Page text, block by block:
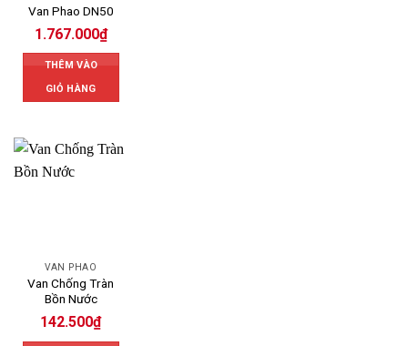
Van Phao DN50
1.767.000₫
THÊM VÀO
GIỎ HÀNG
VAN PHAO
Van Chống Tràn
Bồn Nước
142.500₫